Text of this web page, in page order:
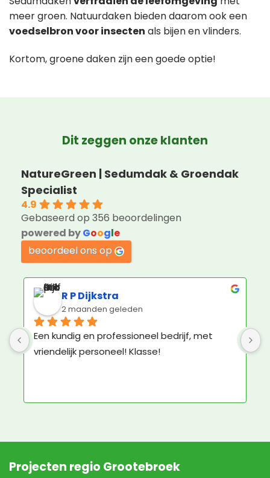
meer groen. Natuurdaken bieden daarom ook een
voedselbron voor insecten als bijen en vlinders.
Kortom, groene daken zijn een goede optie!
Dit zeggen onze klanten
NatureGreen | Sedumdak & Groendak
Specialist
4.9
Gebaseerd op 356 beoordelingen
powered byGoogle
beoordeel ons op
Jorin Hoogenboom
3 maanden geleden
Geweldige service en ruim voldoende
materiaal om het groene dak zelf aan te
Projecten regio Grootebroek